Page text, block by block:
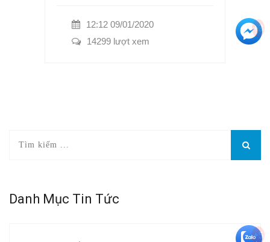
12:12 09/01/2020
14299 lượt xem
Danh Mục Tin Tức
+3
+5